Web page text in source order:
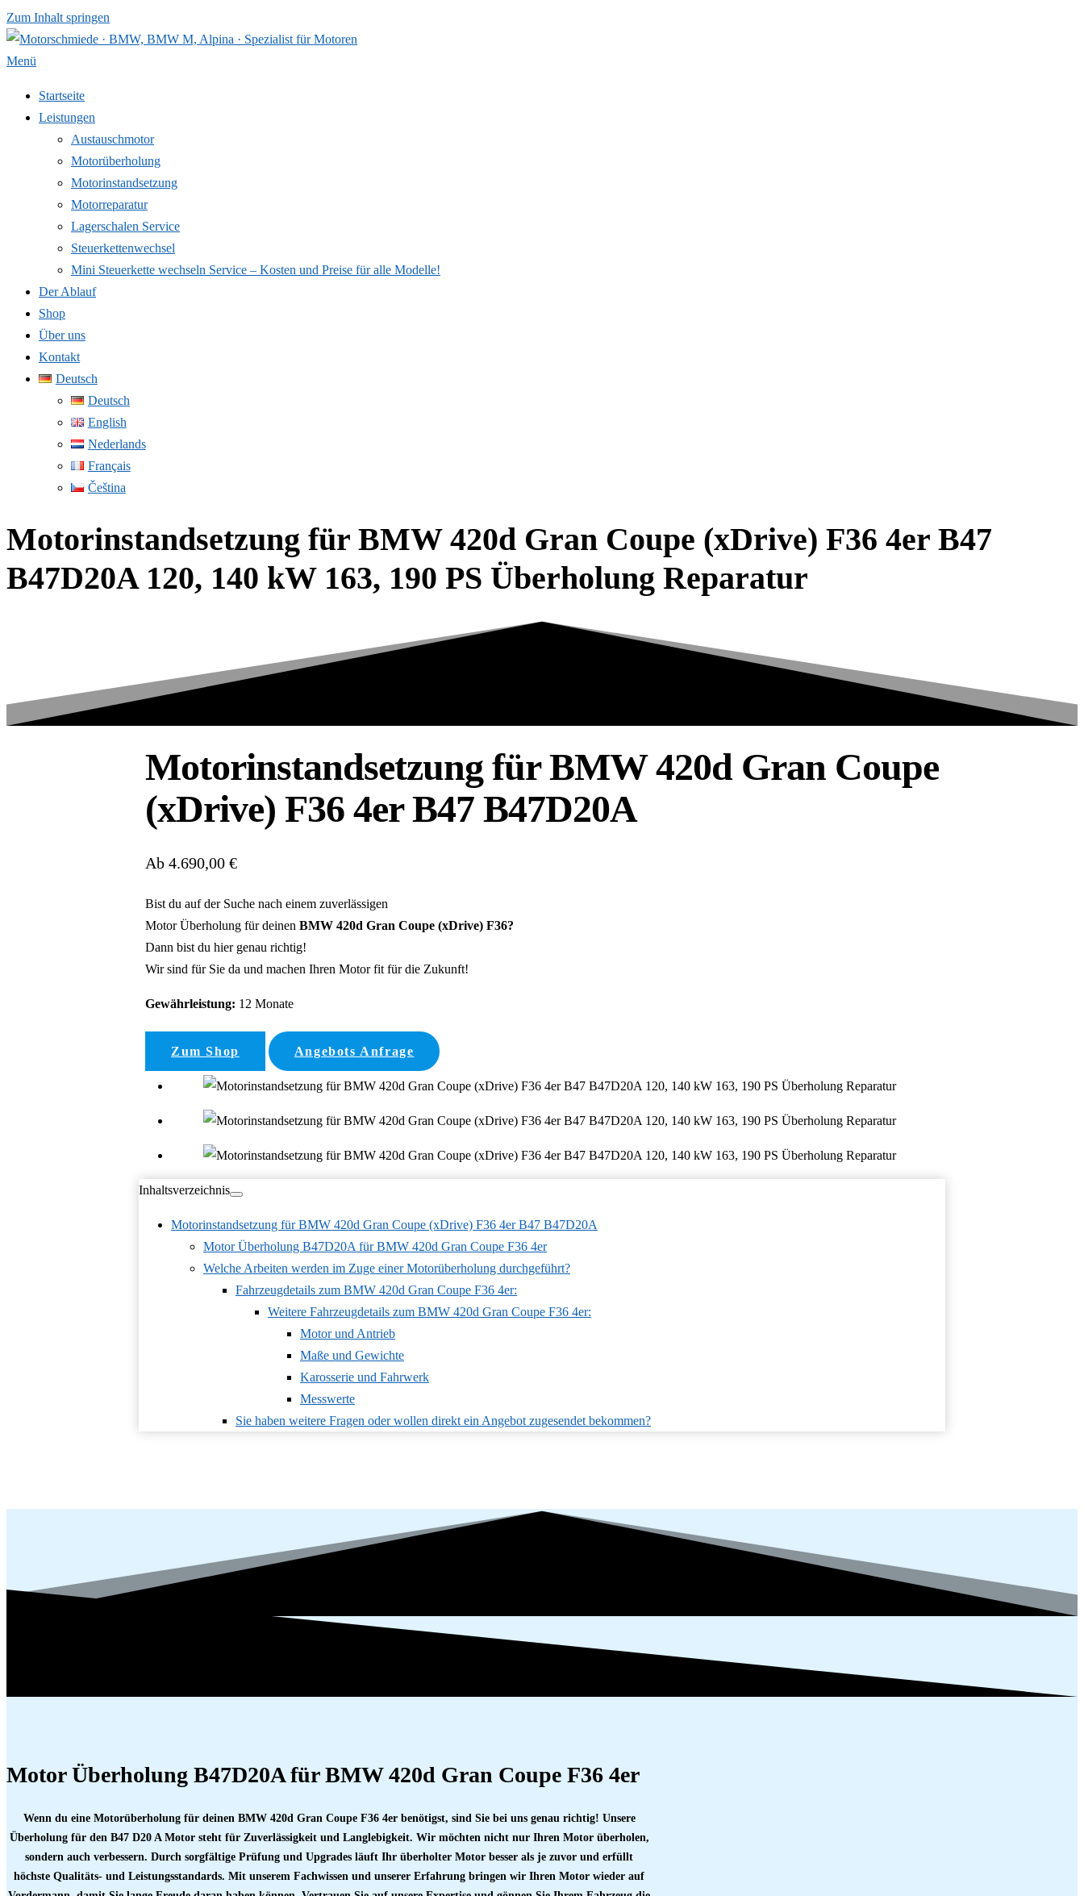
Zum Inhalt springen
Menü
Startseite
Leistungen
Austauschmotor
Motorüberholung
Motorinstandsetzung
Motorreparatur
Lagerschalen Service
Steuerkettenwechsel
Mini Steuer­kette wechseln Service – Kosten und Preise für alle Modelle!
Der Ablauf
Shop
Über uns
Kontakt
Deutsch
Deutsch
English
Nederlands
Français
Čeština
Motorinstandsetzung für BMW 420d Gran Coupe (xDrive) F36 4er B47
B47D20A 120, 140 kW 163, 190 PS Überholung Reparatur
Motorinstandsetzung für BMW 420d Gran Coupe
(xDrive) F36 4er B47 B47D20A
Ab 4.690,00 €
Bist du auf der Suche nach einem zuverlässigen
Motor Überholung für deinen BMW 420d Gran Coupe (xDrive) F36?
Dann bist du hier genau richtig!
Wir sind für Sie da und machen Ihren Motor fit für die Zukunft!
Gewährleistung: 12 Monate
Zum Shop Angebots Anfrage
Inhaltsverzeichnis
Motorinstandsetzung für BMW 420d Gran Coupe (xDrive) F36 4er B47 B47D20A
Motor Überholung B47D20A für BMW 420d Gran Coupe F36 4er
Welche Arbeiten werden im Zuge einer Motorüberholung durchgeführt?
Fahrzeugdetails zum BMW 420d Gran Coupe F36 4er:
Weitere Fahrzeugdetails zum BMW 420d Gran Coupe F36 4er:
Motor und Antrieb
Maße und Gewichte
Karosserie und Fahrwerk
Messwerte
Sie haben weitere Fragen oder wollen direkt ein Angebot zugesendet bekommen?
Motor Überholung B47D20A für BMW 420d Gran Coupe F36 4er
Wenn du eine Motorüberholung für deinen BMW 420d Gran Coupe F364er benötigst, sind Sie bei uns genau richtig! Unsere
Überholung für den B47 D20 A Motor steht für Zuverlässigkeit und Langlebigkeit. Wir möchten nicht nur Ihren Motor überholen,
sondern auch verbessern. Durch sorgfältige Prüfung und Upgrades läuft Ihr überholter Motor besser als je zuvor und erfüllt
höchste Qualitäts- und Leistungsstandards. Mit unserem Fachwissen und unserer Erfahrung bringen wir Ihren Motor wieder auf